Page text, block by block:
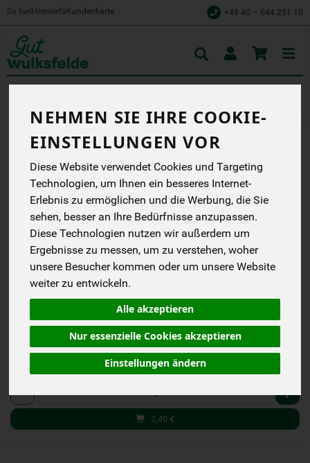
NEHMEN SIE IHRE COOKIE-
EINSTELLUNGEN VOR
Diese Website verwendet Cookies und Targeting
Technologien, um Ihnen ein besseres Internet-
Erlebnis zu ermöglichen und die Werbung, die Sie
sehen, besser an Ihre Bedürfnisse anzupassen.
Diese Technologien nutzen wir außerdem um
Ergebnisse zu messen, um zu verstehen, woher
unsere Besucher kommen oder um unsere Website
weiter zu entwickeln.
Alle akzeptieren
Nur essenzielle Cookies akzeptieren
Einstellungen ändern
So funktioniert’s Kundenkarte +49 40 – 644 251 10
SALAT
Pikant-würzig und voll im
Geschmack
Bohlsener Mühle
EG
(15,09 € / kg)
inkl. 7% MwSt.
165 g
2,49 €
Toggle
cart